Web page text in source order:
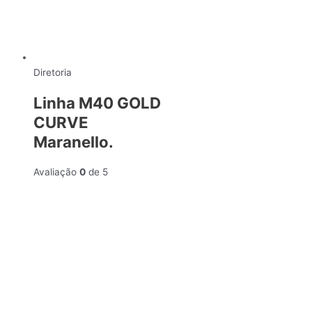
Diretoria
Linha M40 GOLD
CURVE
Maranello.
Avaliação 0 de 5